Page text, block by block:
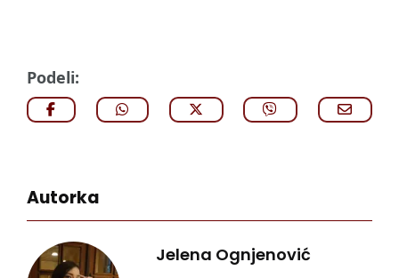
Podeli:
Autorka
Jelena Ognjenović